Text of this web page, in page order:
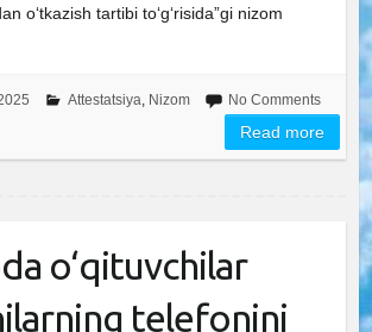
o‘tkazish tartibi to‘g‘risida”gi nizom
Attestatsiya, Nizom No Comments
Read more
o‘qituvchilar
telefonini